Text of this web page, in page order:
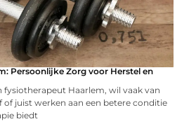
Persoonlijke Zorg voor Herstel en
fysiotherapeut Haarlem, wil vaak van
of juist werken aan een betere conditie
biedt